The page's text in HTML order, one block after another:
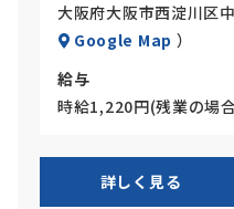
大阪府大阪市西淀川区
Google Map ）
給与
時給1,220円(残業の場
詳しく見る